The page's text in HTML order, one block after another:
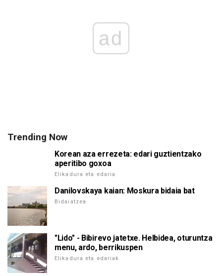
ad
Trending Now
Korean aza errezeta: edari guztientzako
aperitibo goxoa
Elikadura eta edaria
Danilovskaya kaian: Moskura bidaia bat
Bidaiatzea
"Lido" - Bibirevo jatetxe. Helbidea, oturuntza
menu, ardo, berrikuspen
Elikadura eta edariak